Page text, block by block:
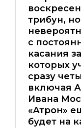
трибун,
с
касания
которых
сразу
включая
Ивана
«Атрон»
будет на